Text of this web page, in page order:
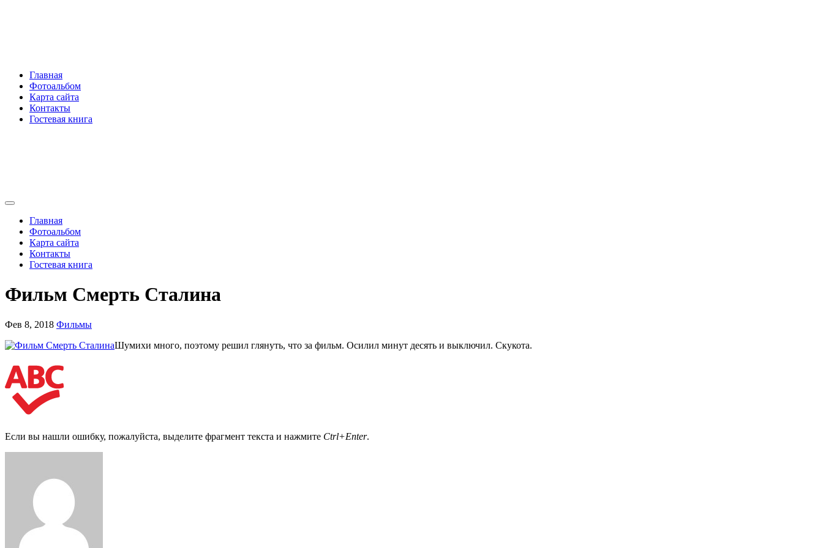
Главная
Фотоальбом
Карта сайта
Контакты
Гостевая книга
Главная
Фотоальбом
Карта сайта
Контакты
Гостевая книга
Фильм Смерть Сталина
Фев 8, 2018 Фильмы
Шумихи много, поэтому решил глянуть, что за фильм. Осилил минут десять и выключил. Скукота.
Если вы нашли ошибку, пожалуйста, выделите фрагмент текста и нажмите Ctrl+Enter.